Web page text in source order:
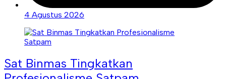
4 Agustus 2026
Sat Binmas Tingkatkan